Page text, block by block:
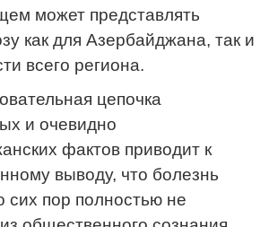
может представлять
как для Азербайджана, так и
всего региона.
цепочка
и очевидно
фактов приводит к
выводу, что болезнь
сих пор полностью не